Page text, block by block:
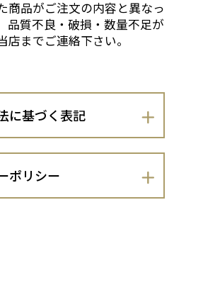
商品がご注文の内容と異なっ
品質不良・破損・数量不足が
店までご連絡下さい。
に基づく表記
ポリシー